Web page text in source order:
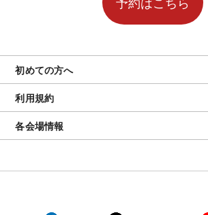
初めての方へ
利用規約
各会場情報